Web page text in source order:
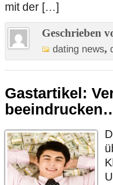
mit der […]
Geschrieben
dating news,
Gastartikel: